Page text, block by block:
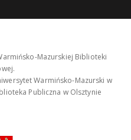
Mazurskiej Biblioteki
Warmińsko-Mazurski w
Publiczna w Olsztynie